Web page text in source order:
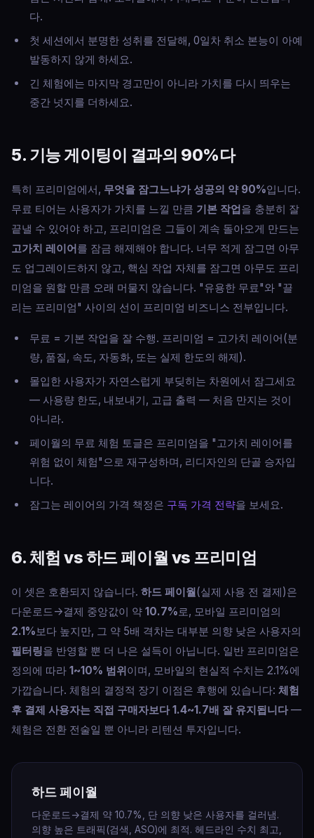
다.
첫 세션에서 분명한 성취를 전달해, 0일차 취소 본능이 아예
발동하지 않게 하세요.
긴 체험에는 마지막 경고만이 아니라 가치를 다시 띄우는
중간 넛지를 더하세요.
5. 기능 게이팅이 결과의 90%다
특히 프리미엄에서, 무엇을 잠그느냐가 성공의 약 90%입니다.
무료 티어는 사용자가 가치를 느낄 만큼 기본 작업을 충분히 잘
끝낼 수 있어야 하고, 프리미엄은 그들이 계속 돌아오게 만드는
고가치 레이어를 잠금 해제해야 합니다. 너무 적게 잠그면 아무
도 업그레이드하지 않고, 핵심 작업 자체를 잠그면 아무도 프리
미엄을 원할 만큼 오래 머물지 않습니다. "유용한 무료"와 "끌
리는 프리미엄" 사이의 선이 프리미엄 비즈니스 전부입니다.
무료 = 기본 작업을 잘 수행. 프리미엄 = 고가치 레이어(분
량, 품질, 속도, 자동화, 또는 실제 한도의 해제).
몰입한 사용자가 자연스럽게 부딪히는 차원에서 잠그세요
— 사용량 한도, 내보내기, 고급 출력 — 처음 만지는 것이
아니라.
페이월의 무료 체험 토글은 프리미엄을 "고가치 레이어를
위험 없이 체험"으로 재구성하며, 리디자인의 단골 승자입
니다.
잠그는 레이어의 가격 책정은 구독 가격 전략을 보세요.
6. 체험 vs 하드 페이월 vs 프리미엄
이 셋은 호환되지 않습니다. 하드 페이월(실제 사용 전 결제)은
다운로드→결제 중앙값이 약 10.7%로, 모바일 프리미엄의
2.1%보다 높지만, 그 약 5배 격차는 대부분 의향 낮은 사용자의
필터링을 반영할 뿐 더 나은 설득이 아닙니다. 일반 프리미엄은
정의에 따라 1~10% 범위이며, 모바일의 현실적 수치는 2.1%에
가깝습니다. 체험의 결정적 장기 이점은 후행에 있습니다: 체험
후 결제 사용자는 직접 구매자보다 1.4~1.7배 잘 유지됩니다—
체험은 전환 전술일 뿐 아니라 리텐션 투자입니다.
하드 페이월
다운로드→결제 약 10.7%, 단 의향 낮은 사용자를 걸러냄.
의향 높은 트래픽(검색, ASO)에 최적. 헤드라인 수치 최고,